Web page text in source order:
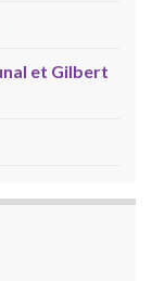
et Gilbert